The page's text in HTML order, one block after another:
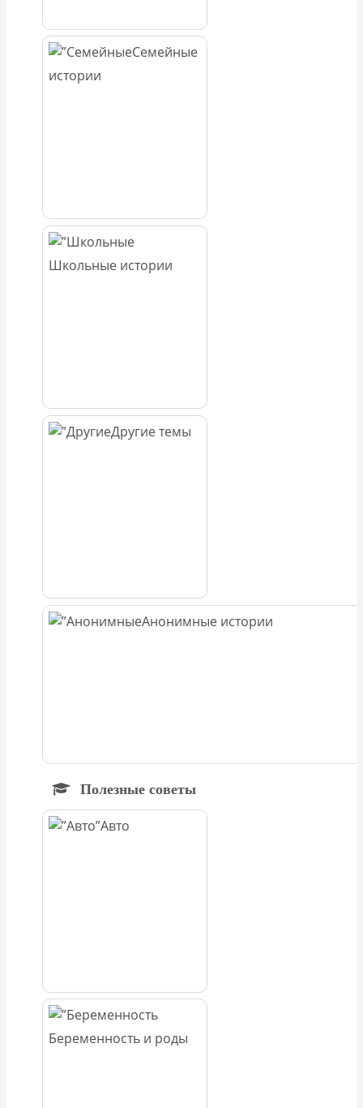
Семейные
истории
Школьные истории
Другие темы
Анонимные истории
Полезные советы
Авто
Беременность и роды